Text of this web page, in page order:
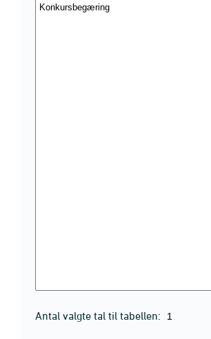
Antal valgte tal til tabellen: